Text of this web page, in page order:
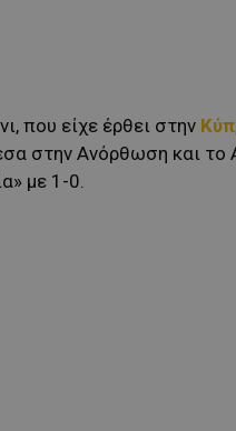
που είχε έρθει στην
στην Ανόρθωση και
με 1-0.